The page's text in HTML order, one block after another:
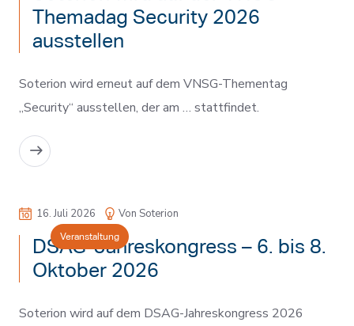
Themadag Security 2026
ausstellen
Soterion wird erneut auf dem VNSG-Thementag
„Security“ ausstellen, der am … stattfindet.
Veranstaltung
Von Soterion
16. Juli 2026
DSAG-Jahreskongress – 6. bis 8.
Oktober 2026
Soterion wird auf dem DSAG-Jahreskongress 2026